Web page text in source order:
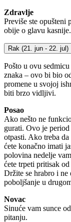
Zdravlje
Previše ste opušteni
obije o glavu kasnije.
Rak (21. jun - 22. jul)
Pošto u ovu
znaka – ovo bi bio
promene u svojoj
biti brzo vidljivi.
Posao
Ako nešto ne
gurati. Ovo je
otpasti. Ako treba
ćete konačno imati
polovina nedelje
ćete trpeti pritisak
Držite se hrabro i ne
poboljšanje u
Novac
Sinuće vam sunce
pitanju.